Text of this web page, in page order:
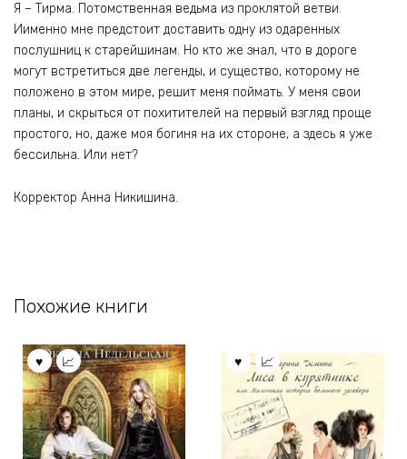
Я – Тирма. Потомственная ведьма из проклятой ветви.
Иименно мне предстоит доставить одну из одаренных
послушниц к старейшинам. Но кто же знал, что в дороге
могут встретиться две легенды, и существо, которому не
положено в этом мире, решит меня поймать. У меня свои
планы, и скрыться от похитителей на первый взгляд проще
простого, но, даже моя богиня на их стороне, а здесь я уже
бессильна. Или нет?
Корректор Анна Никишина.
Похожие книги